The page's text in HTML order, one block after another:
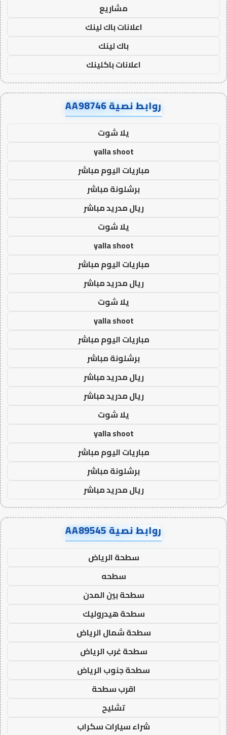
مشاريع
اعلانات باك لينك
باك لينك
اعلانات باكلينك
روابط نصية AA98746
يلا شوت
yalla shoot
مباريات اليوم مباشر
برشلونة مباشر
ريال مدريد مباشر
يلا شوت
yalla shoot
مباريات اليوم مباشر
ريال مدريد مباشر
يلا شوت
yalla shoot
مباريات اليوم مباشر
برشلونة مباشر
ريال مدريد مباشر
ريال مدريد مباشر
يلا شوت
yalla shoot
مباريات اليوم مباشر
برشلونة مباشر
ريال مدريد مباشر
روابط نصية AA89545
سطحة الرياض
سطحه
سطحة بين المدن
سطحة هيدروليك
سطحة شمال الرياض
سطحة غرب الرياض
سطحة جنوب الرياض
اقرب سطحة
تشليح
شراء سيارات سكراب